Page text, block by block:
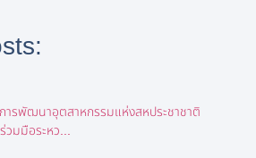
รพัฒนาอุตสาหกรรมแห่งสหประชาชาติ
มมือระหว...